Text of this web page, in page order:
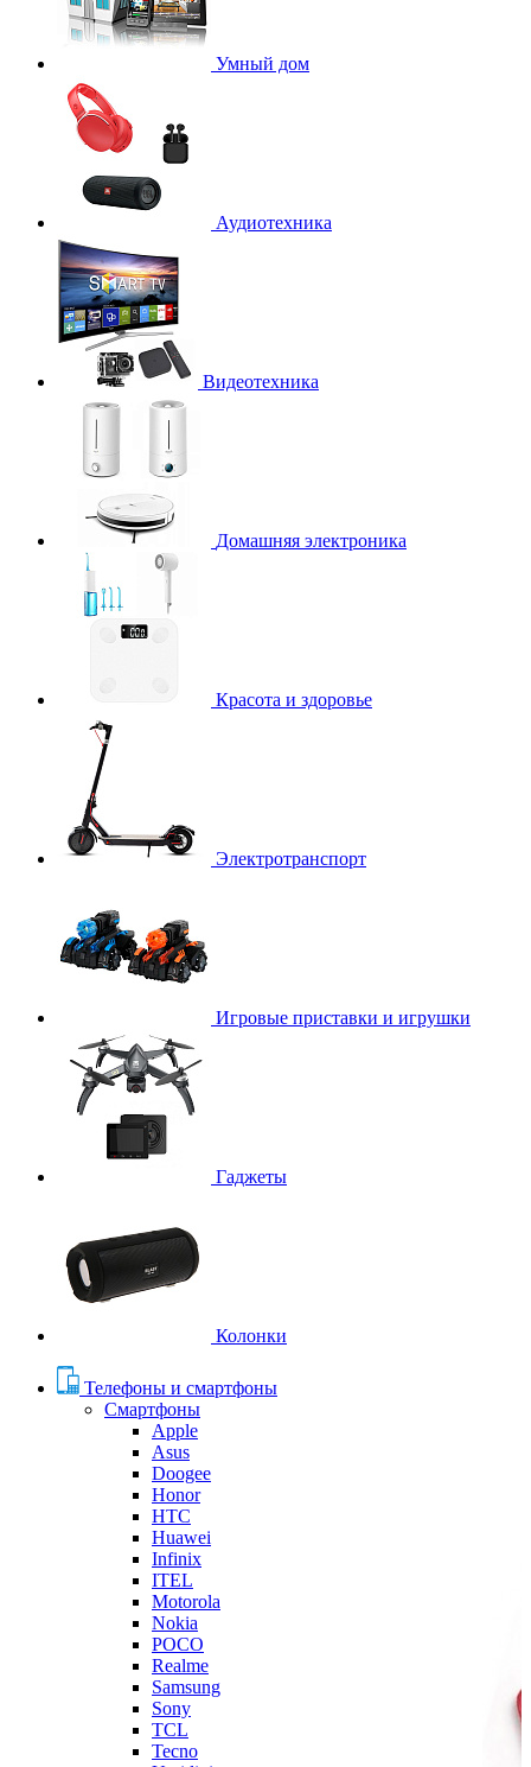
Умный дом
Аудиотехника
Видеотехника
Домашняя электроника
Красота и здоровье
Электротранспорт
Игровые приставки и игрушки
Гаджеты
Колонки
Телефоны и смартфоны
Смартфоны
Apple
Asus
Doogee
Honor
HTC
Huawei
Infinix
ITEL
Motorola
Nokia
POCO
Realme
Samsung
Sony
TCL
Tecno